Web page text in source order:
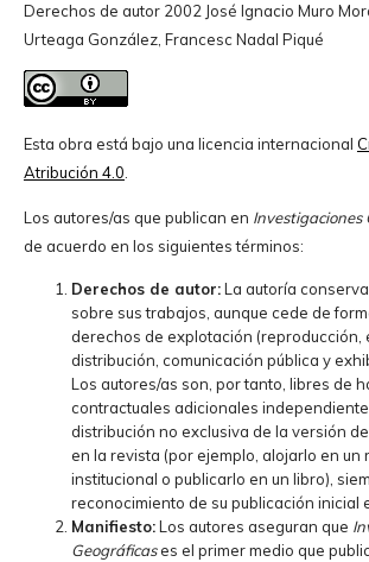
Derechos de autor 2002 José Ignacio Muro
Urteaga González, Francesc Nadal Piqué
Esta obra está bajo una licencia internacional
Atribución 4.0.
Los autores/as que publican en Investigaciones
de acuerdo en los siguientes términos:
Derechos de autor:La autoría
sobre sus trabajos, aunque cede de
derechos de explotación (reproducción,
distribución, comunicación pública y
Los autores/as son, por tanto, libres de
contractuales adicionales
distribución no exclusiva de la versión
en la revista (por ejemplo, alojarlo en un
institucional o publicarlo en un libro),
reconocimiento de su publicación inicial
Manifiesto:Los autores aseguran que
Geográficases el primer medio que